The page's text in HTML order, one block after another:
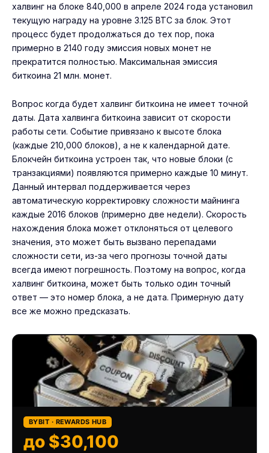
халвинг на блоке 840,000 в апреле 2024 года установил
текущую награду на уровне 3.125 BTC за блок. Этот
процесс будет продолжаться до тех пор, пока
примерно в 2140 году эмиссия новых монет не
прекратится полностью. Максимальная эмиссия
биткоина 21 млн. монет.
Вопрос когда будет халвинг биткоина не имеет точной
даты. Дата халвинга биткоина зависит от скорости
работы сети. Событие привязано к высоте блока
(каждые 210,000 блоков), а не к календарной дате.
Блокчейн биткоина устроен так, что новые блоки (с
транзакциями) появляются примерно каждые 10 минут.
Данный интервал поддерживается через
автоматическую корректировку сложности майнинга
каждые 2016 блоков (примерно две недели). Скорость
нахождения блока может отклоняться от целевого
значения, это может быть вызвано перепадами
сложности сети, из-за чего прогнозы точной даты
всегда имеют погрешность. Поэтому на вопрос, когда
халвинг биткоина, может быть только один точный
ответ — это номер блока, а не дата. Примерную дату
все же можно предсказать.
BYBIT · REWARDS HUB
до $30,100